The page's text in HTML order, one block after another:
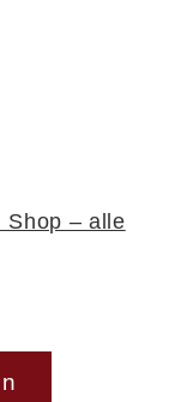
Shop – alle